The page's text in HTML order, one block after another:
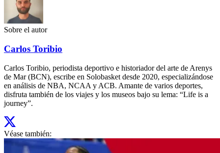
Sobre el autor
Carlos Toribio
Carlos Toribio, periodista deportivo e historiador del arte de Arenys
de Mar (BCN), escribe en Solobasket desde 2020, especializándose
en análisis de NBA, NCAA y ACB. Amante de varios deportes,
disfruta también de los viajes y los museos bajo su lema: “Life is a
journey”.
Véase también: